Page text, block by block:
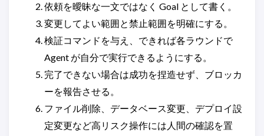
依頼を曖昧な一文ではなく Goal として書く。
変更してよい範囲と禁止範囲を明確にする。
検証コマンドを与え、できれば各ラウンドで
Agent が自分で実行できるようにする。
完了できない場合は成功を捏造せず、ブロッカ
ーを報告させる。
ファイル削除、データベース変更、デプロイ設
定変更など高リスク操作には人間の確認を置